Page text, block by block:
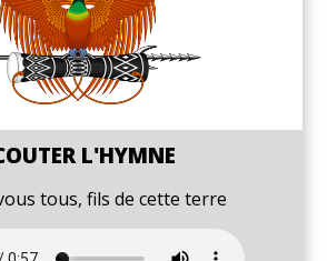
L'HYMNE
tous, fils de cette terre